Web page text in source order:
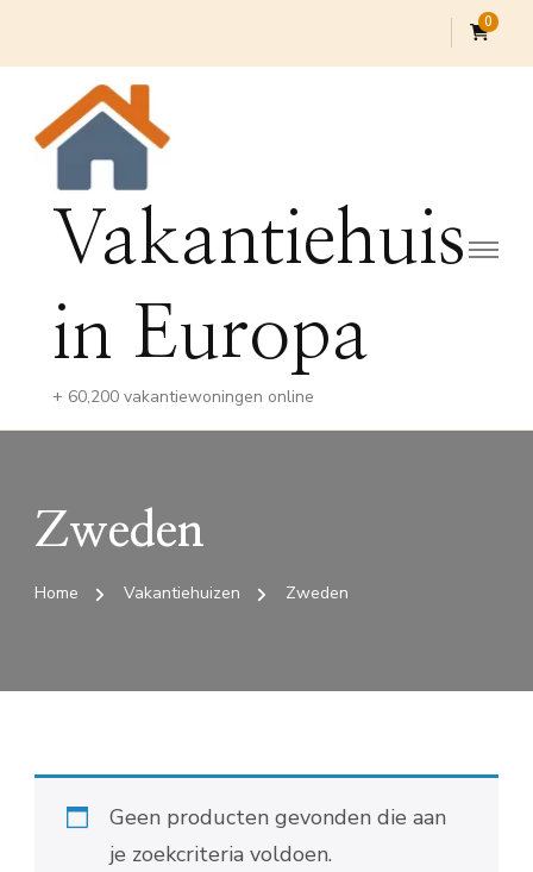
0
Vakantiehuis
in Europa
+ 60,200 vakantiewoningen online
Zweden
Home Vakantiehuizen Zweden
Geen producten gevonden die aan
je zoekcriteria voldoen.